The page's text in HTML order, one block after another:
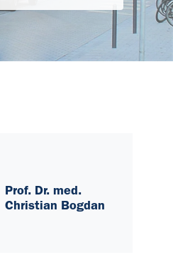
Prof. Dr. med.
Christian Bogdan